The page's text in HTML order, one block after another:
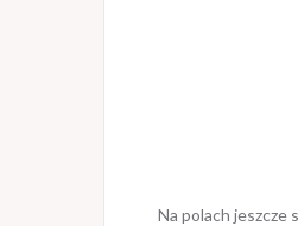
Na polach jeszcze